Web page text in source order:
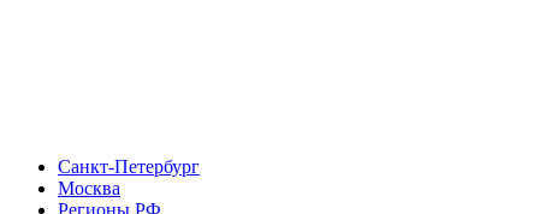
Санкт-Петербург
Москва
Регионы РФ